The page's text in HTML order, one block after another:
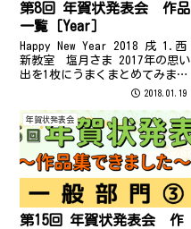
第8回 年賀状発表会 作品
一覧［Year］
Happy New Year 2018 戌 1.西
新教室 塩月さま 2017年の思い
出を1枚にうまくまとめてみまし
た。子供の頑張っている様子が
室 Y.S.さま マンダラをペイン
トで色塗りして、その絵をつな
いで帯...
2018.01.19
年賀状発表会
第15回 年賀状発表会 作